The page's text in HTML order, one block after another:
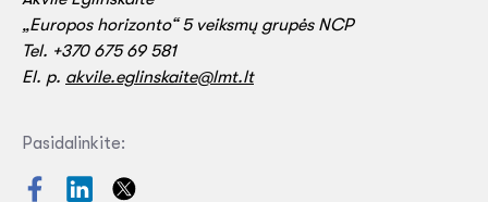
„Europos horizonto“ 5 veiksmų grupės NCP
Tel. +370 675 69 581
El. p. akvile.eglinskaite@lmt.lt
Pasidalinkite: